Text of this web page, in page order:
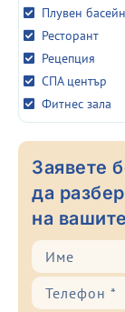
Плувен басейн
Ресторант
Рецепция
СПА център
Фитнес зала
Заявете
да
на